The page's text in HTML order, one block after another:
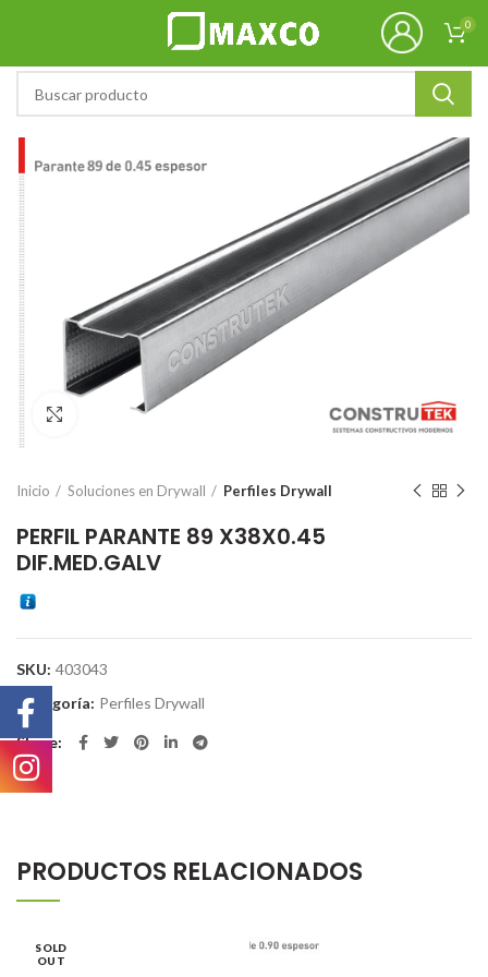
0
Click to enlarge
Inicio Soluciones en Drywall Perfiles Drywall
PERFIL PARANTE 89 X38X0.45
DIF.MED.GALV
SKU: 403043
Categoría: Perfiles Drywall
Share
PRODUCTOS RELACIONADOS
SOLD
OUT